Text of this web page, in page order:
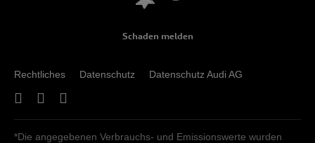
Schaden melden
Rechtliches Datenschutz Datenschutz Audi AG
*Die angegebenen Verbrauchs- und Emissionswerte wurden